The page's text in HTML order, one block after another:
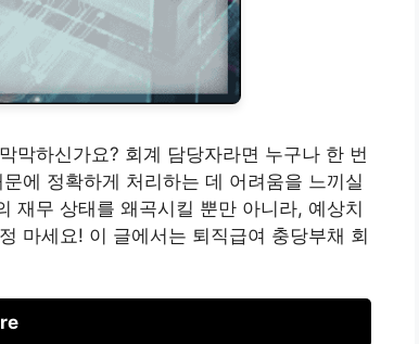
막하신가요? 회계 담당자라면 누구나 한 번
에 정확하게 처리하는 데 어려움을 느끼실
재무 상태를 왜곡시킬 뿐만 아니라, 예상치
마세요! 이 글에서는 퇴직급여 충당부채 회